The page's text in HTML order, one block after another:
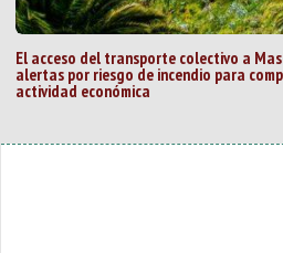
El acceso del transporte colectivo a
alertas por riesgo de incendio para
actividad económica